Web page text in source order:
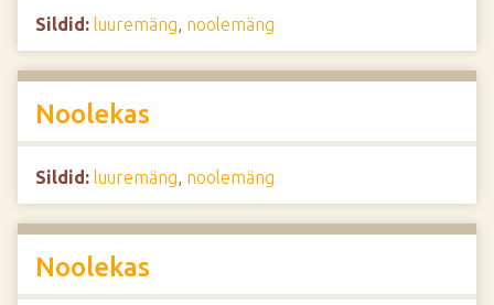
Sildid: luuremäng, noolemäng
Noolekas
Sildid: luuremäng, noolemäng
Noolekas